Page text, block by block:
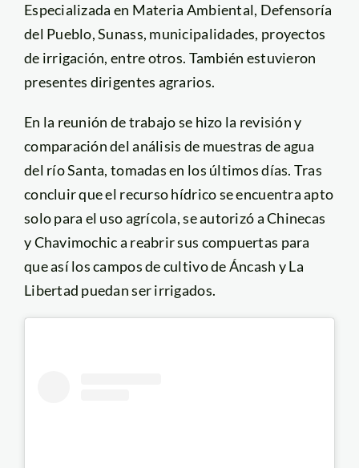
Especializada en Materia Ambiental, Defensoría
del Pueblo, Sunass, municipalidades, proyectos
de irrigación, entre otros. También estuvieron
presentes dirigentes agrarios.
En la reunión de trabajo se hizo la revisión y
comparación del análisis de muestras de agua
del río Santa, tomadas en los últimos días. Tras
concluir que el recurso hídrico se encuentra apto
solo para el uso agrícola, se autorizó a Chinecas
y Chavimochic a reabrir sus compuertas para
que así los campos de cultivo de Áncash y La
Libertad puedan ser irrigados.